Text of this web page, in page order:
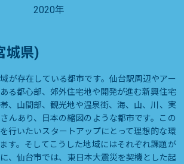
2020年
城県)
が存在している都市です。仙台駅周辺やアー
る都心部、郊外住宅地や開発が進む新興住宅
、山間部、観光地や温泉街、海、山、川、実
んあり、日本の縮図のような都市です。この
行いたいスタートアップにとって理想的な環
す。そしてこうした地域にはそれぞれ課題が
、仙台市では、東日本大震災を契機とした起